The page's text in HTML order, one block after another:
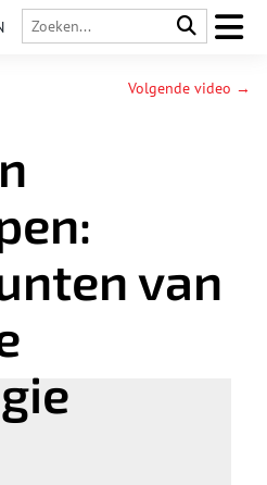
Volgende video →
van